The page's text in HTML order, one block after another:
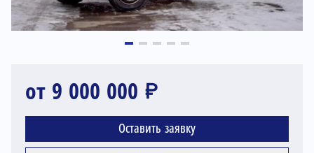
от 9 000 000 ₽
Оставить заявку